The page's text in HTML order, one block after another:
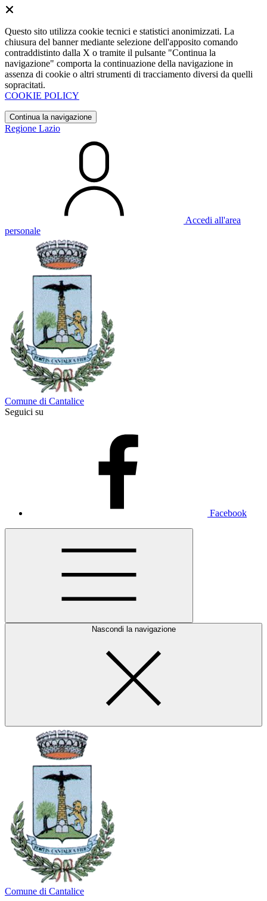
Questo sito utilizza cookie tecnici e statistici anonimizzati. La
chiusura del banner mediante selezione dell'apposito comando
contraddistinto dalla X o tramite il pulsante "Continua la
navigazione" comporta la continuazione della navigazione in
assenza di cookie o altri strumenti di tracciamento diversi da quelli
sopracitati.
COOKIE POLICY
Continua la navigazione
Regione Lazio
Accedi all'area
personale
Comune di Cantalice
Seguici su
Facebook
Nascondi la navigazione
Comune di Cantalice